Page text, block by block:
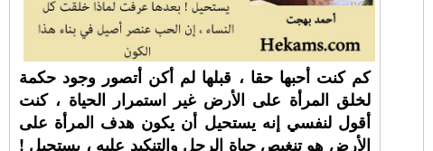
كم كنت أحبها حقا ، قبلها لم أكن أتصور وجود حكمة
لخلق المرأة على الأرض غير استمرار الحياة ، كنت
أقول لنفسي إنه يستحيل أن يكون هدف المرأة على
الأرض هو تنغيص حياة الرجل والتنكيد عليه ، يستحيل !